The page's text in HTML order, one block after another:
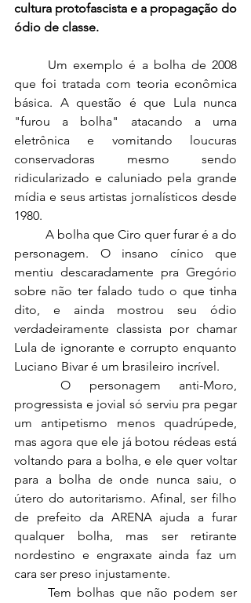
cultura protofascista e a propagação do
ódio de classe.
que foi tratada com teoria econômica
básica. A questão é que Lula nunca
"furou a bolha" atacando a urna
eletrônica e vomitando loucuras
conservadoras mesmo sendo
ridicularizado e caluniado pela grande
mídia e seus artistas jornalísticos desde
1980.
personagem. O insano cínico que
mentiu descaradamente pra Gregório
sobre não ter falado tudo o que tinha
dito, e ainda mostrou seu ódio
verdadeiramente classista por chamar
Lula de ignorante e corrupto enquanto
Luciano Bivar é um brasileiro incrível.
	O personagem anti-Moro,
progressista e jovial só serviu pra pegar
um antipetismo menos quadrúpede,
mas agora que ele já botou rédeas está
voltando para a bolha, e ele quer voltar
para a bolha de onde nunca saiu, o
útero do autoritarismo. Afinal, ser filho
de prefeito da ARENA ajuda a furar
qualquer bolha, mas ser retirante
nordestino e engraxate ainda faz um
cara ser preso injustamente.